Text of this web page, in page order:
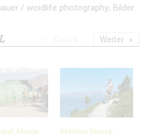
/ woidlife photography; Bilder
Alpine
Mythos Sierre-
Weiter